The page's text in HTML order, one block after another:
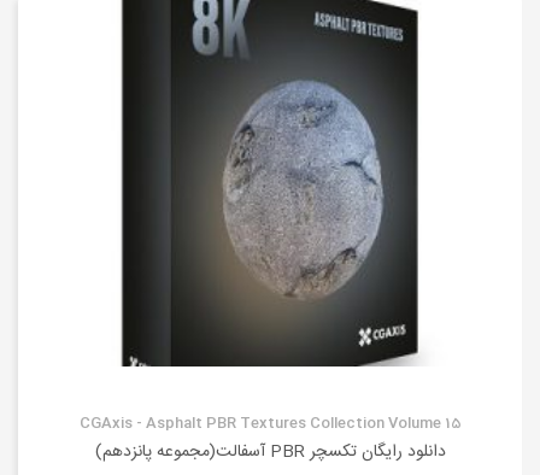
CGAxis - Asphalt PBR Textures Collection Volume 15
دانلود رایگان تکسچر PBR آسفالت(مجموعه پانزدهم)